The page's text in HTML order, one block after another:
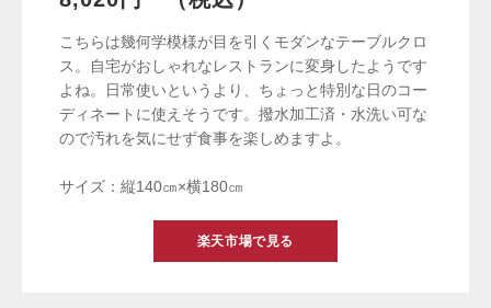
こちらは幾何学模様が目を引くモダンなテーブルクロ
ス。自宅がおしゃれなレストランに変身したようです
よね。日常使いというより、ちょっと特別な日のコー
ディネートに使えそうです。撥水加工済・水洗い可な
ので汚れを気にせず食事を楽しめますよ。
サイズ：縦140㎝×横180㎝
楽天市場で見る